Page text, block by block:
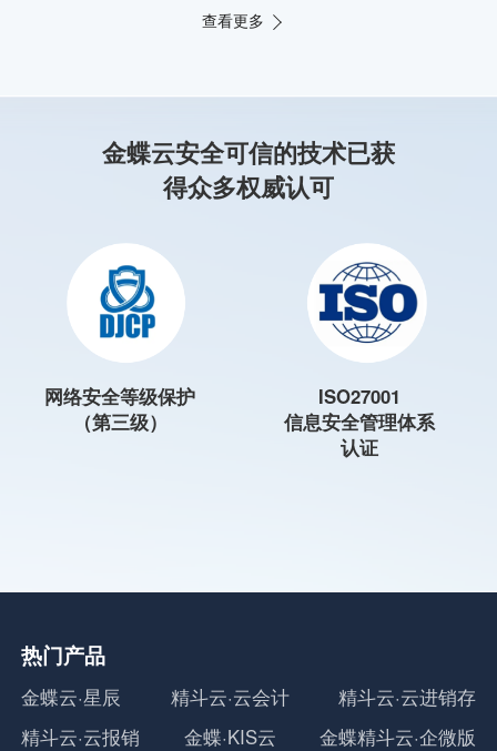
查看更多
金蝶云安全可信的技术已获
得众多权威认可
网络安全等级保护
（第三级）
ISO27001
信息安全管理体系
认证
热门产品
金蝶云·星辰 精斗云·云会计
精斗云·云进销存
精斗云·云报销
金蝶·KIS云
金蝶精斗云·企微版